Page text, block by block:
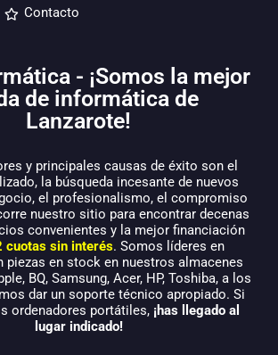
Contacto
- ¡Somos la mejor
de informática de
Lanzarote!
y principales causas de éxito son el
la búsqueda incesante de nuevos
el profesionalismo, el compromiso
nuestro sitio para encontrar decenas
convenientes y la mejor financiación
cuotas sin interés. Somos líderes en
piezas en stock en nuestros almacenes
BQ, Samsung, Acer, HP, Toshiba, a los
dar un soporte técnico apropiado. Si
ordenadores portátiles, ¡has llegado al
lugar indicado!